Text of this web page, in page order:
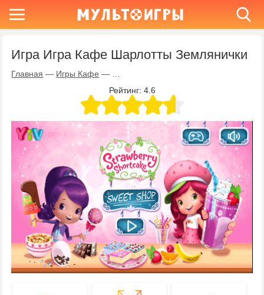
Игра Игра Кафе Шарлотты Землянички
Главная — Игры Кафе —
Рейтинг: 4.6